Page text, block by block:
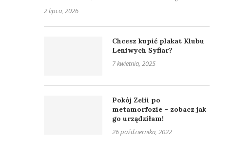
2 lipca, 2026
Chcesz kupić plakat Klubu
Leniwych Syfiar?
7 kwietnia, 2025
Pokój Zelii po
metamorfozie – zobacz jak
go urządziłam!
26 października, 2022